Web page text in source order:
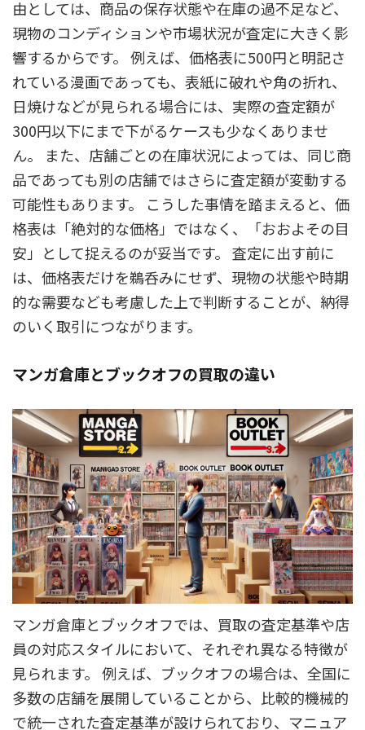
由としては、商品の保存状態や在庫の過不足など、
現物のコンディションや市場状況が査定に大きく影
響するからです。 例えば、価格表に500円と明記さ
れている漫画であっても、表紙に破れや角の折れ、
日焼けなどが見られる場合には、実際の査定額が
300円以下にまで下がるケースも少なくありませ
ん。 また、店舗ごとの在庫状況によっては、同じ商
品であっても別の店舗ではさらに査定額が変動する
可能性もあります。 こうした事情を踏まえると、価
格表は「絶対的な価格」ではなく、「おおよその目
安」として捉えるのが妥当です。 査定に出す前に
は、価格表だけを鵜呑みにせず、現物の状態や時期
的な需要なども考慮した上で判断することが、納得
のいく取引につながります。
マンガ倉庫とブックオフの買取の違い
マンガ倉庫とブックオフでは、買取の査定基準や店
員の対応スタイルにおいて、それぞれ異なる特徴が
見られます。 例えば、ブックオフの場合は、全国に
多数の店舗を展開していることから、比較的機械的
で統一された査定基準が設けられており、マニュア